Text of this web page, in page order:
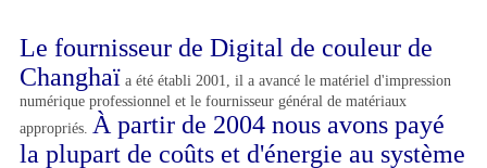
Le fournisseur de Digital de couleur de
Changhaïa été établi 2001, il a avancé le matériel d'impression
numérique professionnel et le fournisseur général de matériaux
appropriés. À partir de 2004 nous avons payé
la plupart de coûts et d'énergie au système